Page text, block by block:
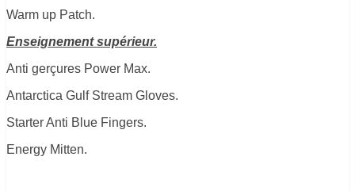
Warm up Patch.
Enseignement supérieur.
Anti gerçures Power Max.
Antarctica GulfStream Gloves.
Starter Anti Blue Fingers.
Energy Mitten.